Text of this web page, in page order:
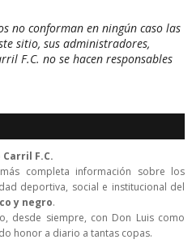
no conforman en ningún caso las
sitio, sus administradores,
F.C. no se hacen responsables
F.C.
completa información sobre los
deportiva, social e institucional del
y negro.
desde siempre, con Don Luis como
honor a diario a tantas copas.